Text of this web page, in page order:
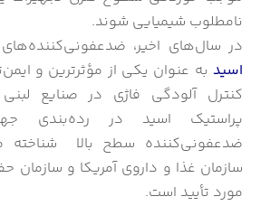
نامطلوب شیمیایی شوند.
در سال‌های اخیر، ضدعفونی‌کننده‌های
اسید به عنوان یکی از مؤثرترین و
کنترل آلودگی فاژی در صنایع
پراستیک اسید در رده‌بندی
ضدعفونی‌کننده سطح بالا
سازمان غذا و داروی آمریکا و
مورد تأیید است.